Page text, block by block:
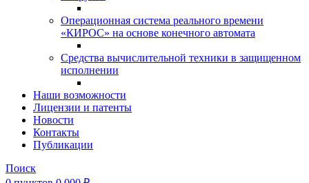
Операционная система реального времени
«КИРОС» на основе конечного автомата
Средства вычислительной техники в защищенном
исполнении
Наши возможности
Лицензии и патенты
Новости
Контакты
Публикации
Поиск